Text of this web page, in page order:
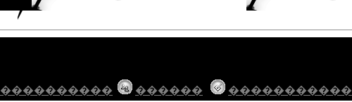
������ �����������